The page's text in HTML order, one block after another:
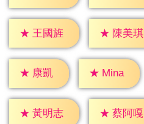
★ 王國旌 ★ 陳美琪
★ 康凱 ★ Mina
★ 黃明志 ★ 蔡阿嘎